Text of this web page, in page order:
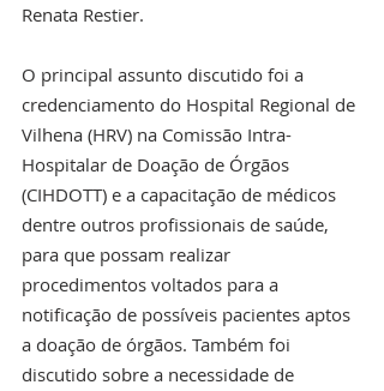
Renata Restier.
O principal assunto discutido foi a
credenciamento do Hospital Regional de
Vilhena (HRV) na Comissão Intra-
Hospitalar de Doação de Órgãos
(CIHDOTT) e a capacitação de médicos
dentre outros profissionais de saúde,
para que possam realizar
procedimentos voltados para a
notificação de possíveis pacientes aptos
a doação de órgãos. Também foi
discutido sobre a necessidade de